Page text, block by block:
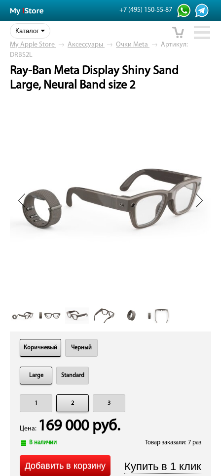
+7 (495) 150-55-87
Каталог
My Apple Store → Аксессуары → Очки Meta → Артикул:
DRBS2L
Ray-Ban Meta Display Shiny Sand
Large, Neural Band size 2
Коричневый Черный
Large Standard
1 2 3
Цена: 169 000 руб.
В наличии Товар заказали: 7 раз